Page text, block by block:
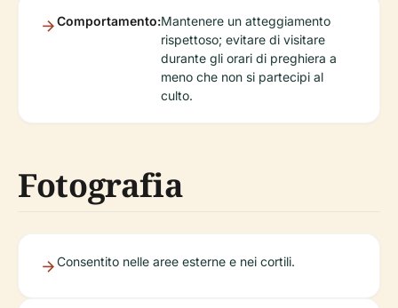
Comportamento:Mantenere un atteggiamento
rispettoso; evitare di visitare
durante gli orari di preghiera a
meno che non si partecipi al
culto.
Fotografia
Consentito nelle aree esterne e nei cortili.